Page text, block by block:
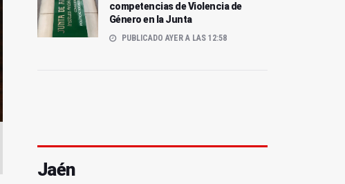
competencias de Violencia de
Género en la Junta
PUBLICADO AYER A LAS 12:58
Jaén